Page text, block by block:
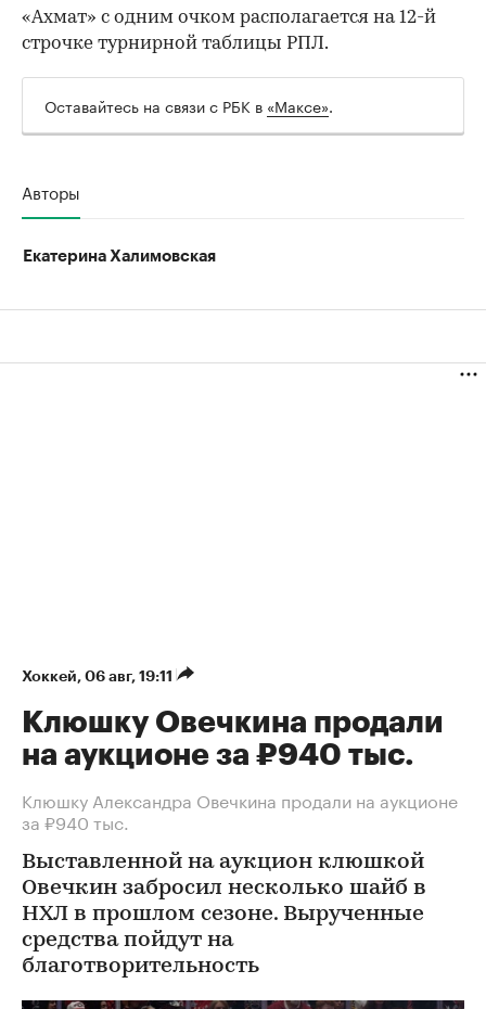
00:00 / 00:00
«Ахмат» с одним очком располагается на 12-й
строчке турнирной таблицы РПЛ.
Оставайтесь на связи с РБК в «Максе».
Авторы
Екатерина Халимовская
Хоккей⁠, 06 авг, 19:11
Клюшку Овечкина продали
на аукционе за ₽940 тыс.
Клюшку Александра Овечкина продали на аукционе
за ₽940 тыс.
Выставленной на аукцион клюшкой
Овечкин забросил несколько шайб в
НХЛ в прошлом сезоне. Вырученные
средства пойдут на
благотворительность